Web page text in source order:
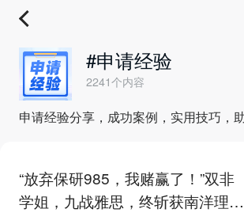
#申请经验
2241个内容
申请经验分享，成功案例，实用技巧，
“放弃保研985，我赌赢了！”双非
学姐，九战雅思，终斩获南洋理工